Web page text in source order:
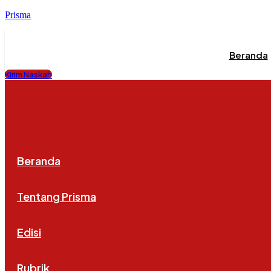
Prisma
Beranda
Kirim Naskah
Beranda
Tentang Prisma
Edisi
Rubrik